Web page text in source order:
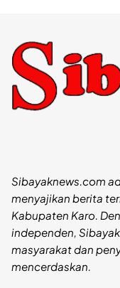
Sibayaknews.com
menyajikan berita
Kabupaten Karo.
independen,
masyarakat dan
mencerdaskan.